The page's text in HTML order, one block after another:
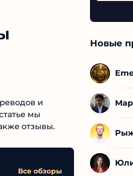
и
мы
отзывы.
Все обзоры
Новые